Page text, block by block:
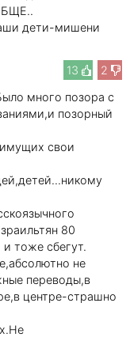
дети-мишени
13
2
много позора с
позорный
свои
80
тоже сбегут.
не
переводы,в
центре-страшно